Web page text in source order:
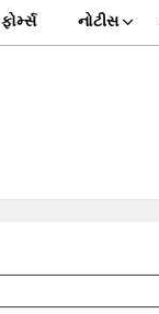
ફોર્મ્સ નોટીસ